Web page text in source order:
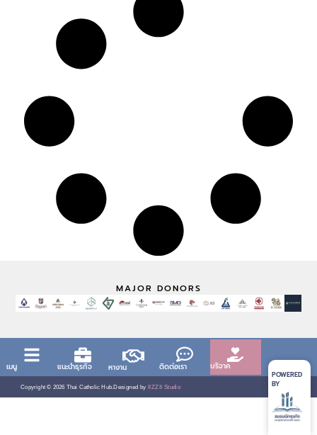
MAJOR DONORS
เมนู แนะนำธุรกิจ หางาน ติดต่อเรา บริจาค
Copyright © 2026 Thai Catholic Hub.Designed by IIZZII Studio
POWERED
BY